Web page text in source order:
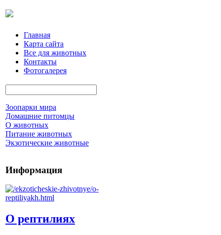
Главная
Карта сайта
Все для животных
Контакты
Фотогалерея
Зоопарки мира
Домашние питомцы
О животных
Питание животных
Экзотические животные
Информация
О рептилиях